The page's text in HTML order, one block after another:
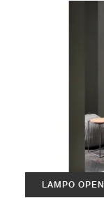
LAMPO OPEN